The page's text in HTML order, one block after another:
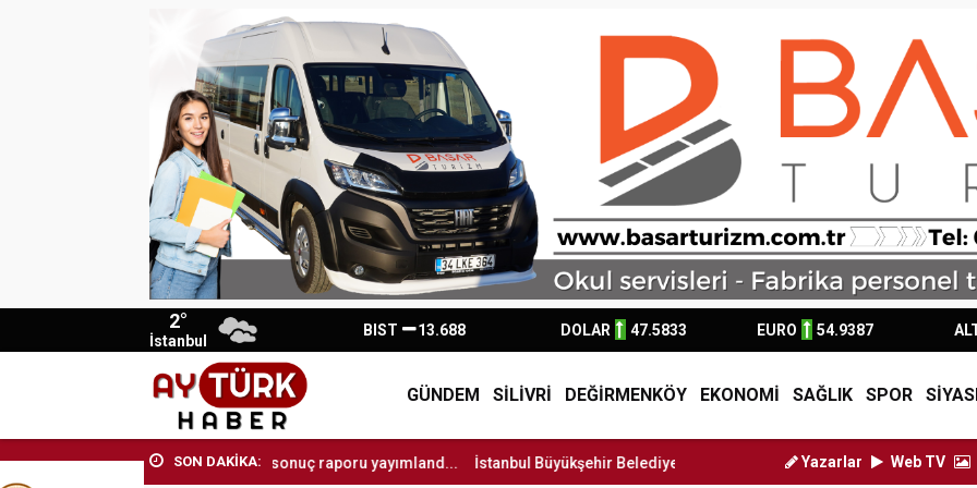
2°
İstanbul
BIST 13.688 DOLAR 47.5833 EURO 54.9387
GÜNDEM SİLİVRİ DEĞİRMENKÖY EKONOMİ SAĞLIK SPOR
SON DAKİKA:
LGS’de ilk yerleştirme sonuç raporu yayımland... İstanbul Büyükşehir Belediye Başkan Vekili Nu... Silivri Belediyesi'nden
Yazarlar Web TV